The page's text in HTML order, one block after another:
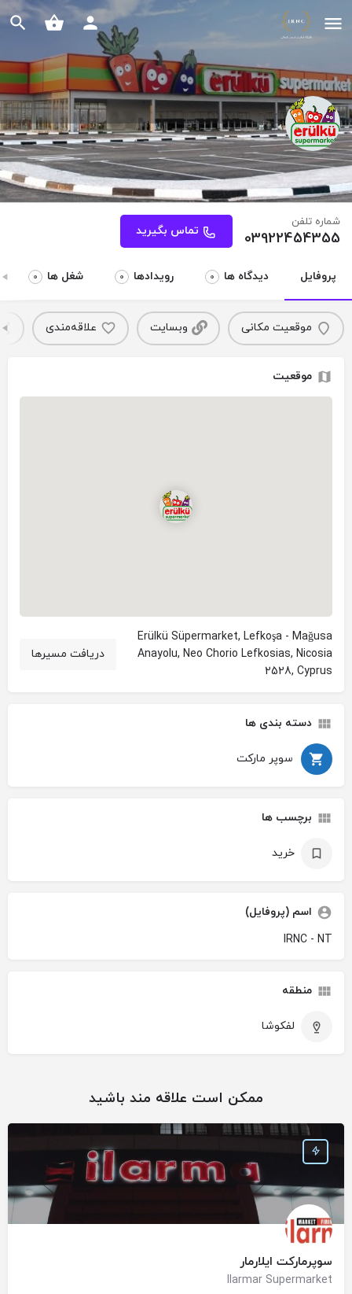
سوپرمارکت ارولکو
Erulkü Supermarket
شماره تلفن
03922454355 تماس بگیرید
پروفایل دیدگاه ها 0 رویدادها 0 شغل ها 0
موقعیت مکانی وبسایت علاقه‌مندی
موقعیت
Erülkü Süpermarket, Lefkoşa - Mağusa
Anayolu, Neo Chorio Lefkosias, Nicosia
2528, Cyprus
دریافت مسیرها
دسته بندی ها
سوپر مارکت
برچسب ها
خرید
اسم (پروفایل)
IRNC - NT
منطقه
لفکوشا
ممکن است علاقه مند باشید
سوپرمارکت ایلارمار
Ilarmar Supermarket